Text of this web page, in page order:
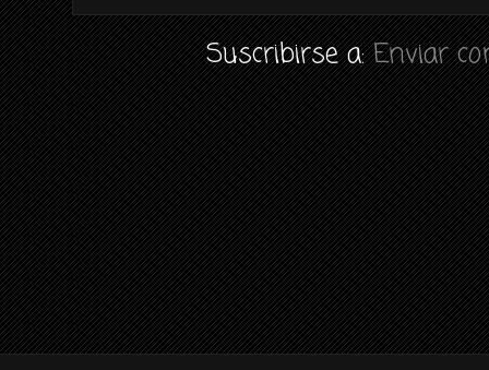
Suscribirse a:Enviar